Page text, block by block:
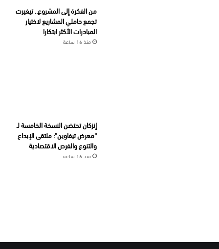
من الفكرة إلى المشروع.. تيغيرت
تجمع حاملي المشاريع لاختيار
المبادرات الأكثر ابتكارا
منذ 16 ساعة
إنزكان تحتضن النسخة الخامسة لـ
“معرض تيفاوين”: ملتقى الإبداع
والتنوع والفرص الاقتصادية
منذ 16 ساعة